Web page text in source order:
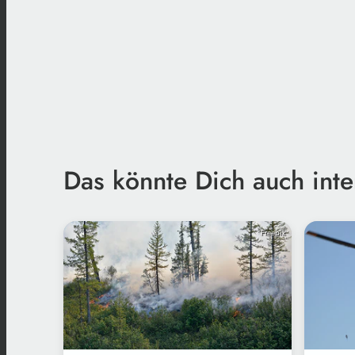
Das könnte Dich auch
Freepik